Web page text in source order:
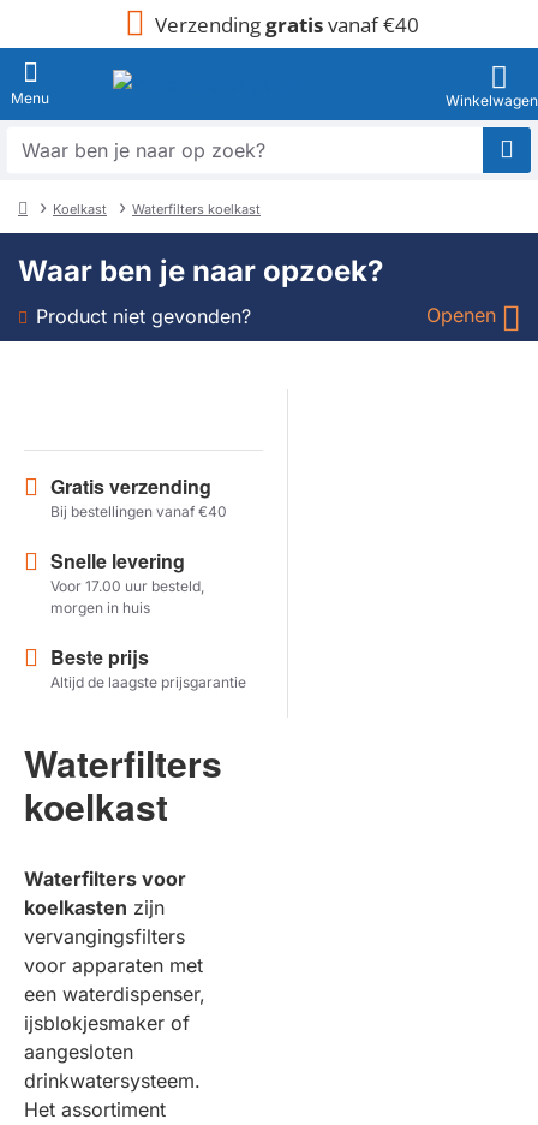
Verzendinggratisvanaf €40
Waar
zoek?
Koelkast Waterfilters koelkast
Waar ben je naar opzoek?
Product niet gevonden? Openen
Model
Herstel zoekopdracht
Gratis verzending
Bij bestellingen vanaf €40
Snelle levering
Voor 17.00 uur besteld,
morgen in huis
Beste prijs
Altijd de laagste prijsgarantie
Waterfilters
koelkast
Waterfilters voor
koelkasten zijn
vervangingsfilters
voor apparaten met
een waterdispenser,
ijsblokjesmaker of
aangesloten
drinkwatersysteem.
Het assortiment